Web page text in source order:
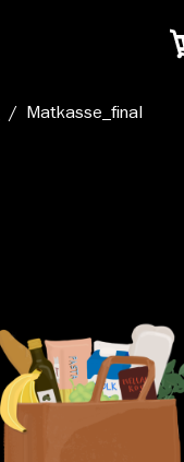
/ Matkasse_final